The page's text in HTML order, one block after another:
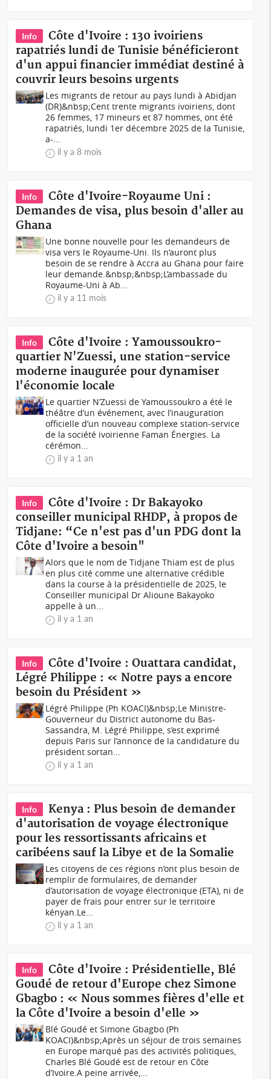
Info
Côte d'Ivoire : 130 ivoiriens
rapatriés lundi de Tunisie bénéficieront
d'un appui financier immédiat destiné à
couvrir leurs besoins urgents
Les migrants de retour au pays lundi à Abidjan
(DR)&nbsp;Cent trente migrants ivoiriens, dont
26 femmes, 17 mineurs et 87 hommes, ont été
rapatriés, lundi 1er décembre 2025 de la Tunisie,
a-...
il y a 8 mois
Info
Côte d'Ivoire-Royaume Uni :
Demandes de visa, plus besoin d'aller au
Ghana
Une bonne nouvelle pour les demandeurs de
visa vers le Royaume-Uni. Ils n’auront plus
besoin de se rendre à Accra au Ghana pour faire
leur demande.&nbsp;&nbsp;L’ambassade du
Royaume-Uni à Ab...
il y a 11 mois
Info
Côte d'Ivoire : Yamoussoukro-
quartier N'Zuessi, une station-service
moderne inaugurée pour dynamiser
l'économie locale
Le quartier N’Zuessi de Yamoussoukro a été le
théâtre d’un événement, avec l’inauguration
officielle d’un nouveau complexe station-service
de la société ivoirienne Faman Énergies. La
cérémon...
il y a 1 an
Info
Côte d'Ivoire : Dr Bakayoko
conseiller municipal RHDP, à propos de
Tidjane: “Ce n'est pas d'un PDG dont la
Côte d'Ivoire a besoin"
Alors que le nom de Tidjane Thiam est de plus
en plus cité comme une alternative crédible
dans la course à la présidentielle de 2025, le
Conseiller municipal Dr Alioune Bakayoko
appelle à un...
il y a 1 an
Info
Côte d'Ivoire : Ouattara candidat,
Légré Philippe : « Notre pays a encore
besoin du Président »
Légré Philippe (Ph KOACI)&nbsp;Le Ministre-
Gouverneur du District autonome du Bas-
Sassandra, M. Légré Philippe, s’est exprimé
depuis Paris sur l’annonce de la candidature du
président sortan...
il y a 1 an
Info
Kenya : Plus besoin de demander
d'autorisation de voyage électronique
pour les ressortissants africains et
caribéens sauf la Libye et de la Somalie
Les citoyens de ces régions n’ont plus besoin de
remplir de formulaires, de demander
d’autorisation de voyage électronique (ETA), ni de
payer de frais pour entrer sur le territoire
kényan.Le...
il y a 1 an
Info
Côte d'Ivoire : Présidentielle, Blé
Goudé de retour d'Europe chez Simone
Gbagbo : « Nous sommes fières d'elle et
la Côte d'Ivoire a besoin d'elle »
Blé Goudé et Simone Gbagbo (Ph
KOACI)&nbsp;Après un séjour de trois semaines
en Europe marqué pas des activités politiques,
Charles Blé Goudé est de retour en Côte
d’Ivoire.A peine arrivée,...